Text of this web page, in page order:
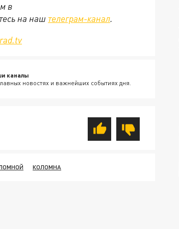
в
на наш телеграм-канал.
каналы
новостях и важнейших событиях дня.
КОЛОМНА